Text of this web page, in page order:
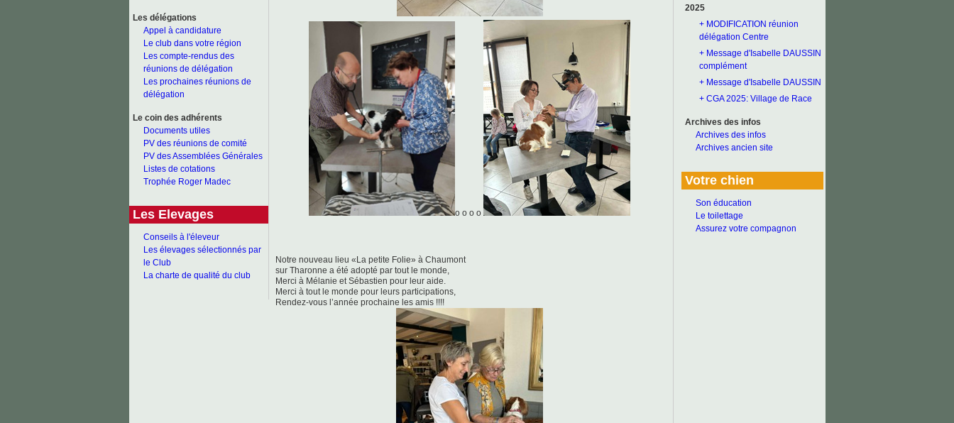
Les délégations
Appel à candidature
Le club dans votre région
Les compte-rendus des
réunions de délégation
Les prochaines réunions de
délégation
Le coin des adhérents
Documents utiles
PV des réunions de comité
PV des Assemblées Générales
Listes de cotations
Trophée Roger Madec
Les Elevages
Conseils à l'éleveur
Les élevages sélectionnés par
le Club
La charte de qualité du club
o o o o
Notre nouveau lieu «La petite Folie» à Chaumont
sur Tharonne a été adopté par tout le monde,
Merci à Mélanie et Sébastien pour leur aide.
Merci à tout le monde pour leurs participations,
Rendez-vous l’année prochaine les amis !!!!
2025
+ MODIFICATION réunion
délégation Centre
+ Message d'Isabelle DAUSSIN
complément
+ Message d'Isabelle DAUSSIN
+ CGA 2025: Village de Race
Archives des infos
Archives des infos
Archives ancien site
Votre chien
Son éducation
Le toilettage
Assurez votre compagnon